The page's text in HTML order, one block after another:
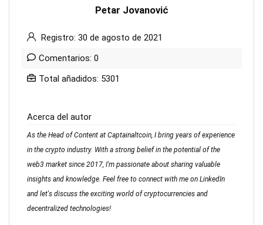
Petar Jovanović
Registro: 30 de agosto de 2021
Comentarios: 0
Total añadidos: 5301
Acerca del autor
As the Head of Content at Captainaltcoin, I bring years of experience
in the crypto industry. With a strong belief in the potential of the
web3 market since 2017, I'm passionate about sharing valuable
insights and knowledge. Feel free to connect with me on LinkedIn
and let's discuss the exciting world of cryptocurrencies and
decentralized technologies!